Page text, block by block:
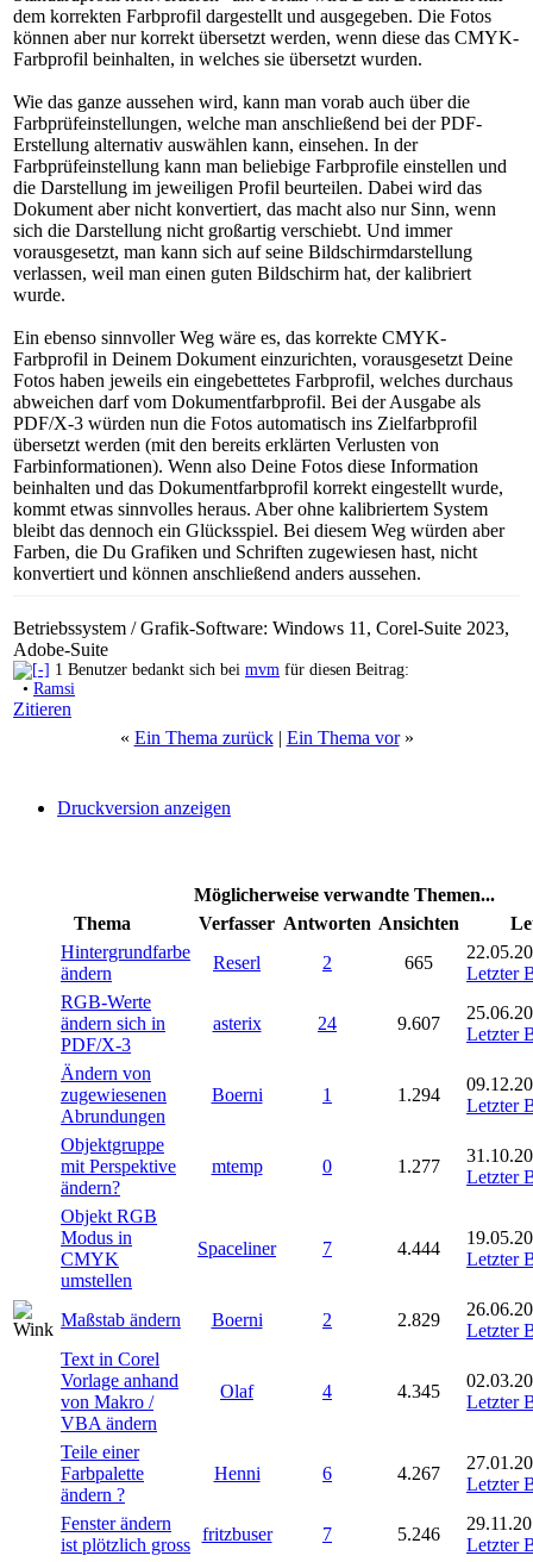
dem korrekten Farbprofil dargestellt und ausgegeben. Die Fotos
können aber nur korrekt übersetzt werden, wenn diese das CMYK-
Farbprofil beinhalten, in welches sie übersetzt wurden.
Wie das ganze aussehen wird, kann man vorab auch über die
Farbprüfeinstellungen, welche man anschließend bei der PDF-
Erstellung alternativ auswählen kann, einsehen. In der
Farbprüfeinstellung kann man beliebige Farbprofile einstellen und
die Darstellung im jeweiligen Profil beurteilen. Dabei wird das
Dokument aber nicht konvertiert, das macht also nur Sinn, wenn
sich die Darstellung nicht großartig verschiebt. Und immer
vorausgesetzt, man kann sich auf seine Bildschirmdarstellung
verlassen, weil man einen guten Bildschirm hat, der kalibriert
wurde.
Ein ebenso sinnvoller Weg wäre es, das korrekte CMYK-
Farbprofil in Deinem Dokument einzurichten, vorausgesetzt Deine
Fotos haben jeweils ein eingebettetes Farbprofil, welches durchaus
abweichen darf vom Dokumentfarbprofil. Bei der Ausgabe als
PDF/X-3 würden nun die Fotos automatisch ins Zielfarbprofil
übersetzt werden (mit den bereits erklärten Verlusten von
Farbinformationen). Wenn also Deine Fotos diese Information
beinhalten und das Dokumentfarbprofil korrekt eingestellt wurde,
kommt etwas sinnvolles heraus. Aber ohne kalibriertem System
bleibt das dennoch ein Glücksspiel. Bei diesem Weg würden aber
Farben, die Du Grafiken und Schriften zugewiesen hast, nicht
konvertiert und können anschließend anders aussehen.
Betriebssystem / Grafik-Software: Windows 11, Corel-Suite 2023,
Adobe-Suite
1 Benutzer bedankt sich bei mvm für diesen Beitrag:
• Ramsi
Zitieren
« Ein Thema zurück| Ein Thema vor»
Druckversion anzeigen
Möglicherweise verwandte Themen...
Thema
Verfasser Antworten Ansichten
Hintergrundfarbe
ändern
Reserl 2 665
Letzter
RGB-Werte
ändern sich in
PDF/X-3
asterix 24 9.607
Letzter
Ändern von
zugewiesenen
Abrundungen
Boerni 1 1.294
Letzter
Objektgruppe
mit Perspektive
ändern?
mtemp 0 1.277
Letzter
Objekt RGB
Modus in
CMYK
umstellen
Spaceliner 7 4.444
Letzter
Maßstab ändern Boerni 2 2.829
Letzter
Text in Corel
Vorlage anhand
von Makro /
VBA ändern
Olaf 4 4.345
Letzter
Teile einer
Farbpalette
ändern ?
Henni 6 4.267
Letzter
Fenster ändern
ist plötzlich gross
fritzbuser 7 5.246
Letzter